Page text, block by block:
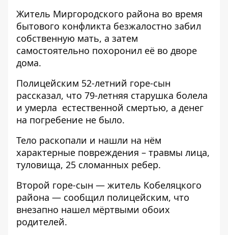
Житель Миргородского района во время
бытового конфликта безжалостно забил
собственную мать, а затем
самостоятельно похоронил её во дворе
дома.
Полицейским 52-летний горе-сын
рассказал, что 79-летняя старушка болела
и умерла естественной смертью, а денег
на погребение не было.
Тело раскопали и нашли на нём
характерные повреждения – травмы лица,
туловища, 25 сломанных ребер.
Второй горе-сын — житель Кобеляцкого
района — сообщил полицейским, что
внезапно нашел мёртвыми обоих
родителей.